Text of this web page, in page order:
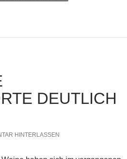
DEUTLICH
HINTERLASSEN